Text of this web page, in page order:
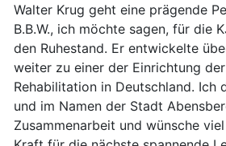
Walter Krug geht eine prägende
B.B.W., ich möchte sagen, für die
den Ruhestand. Er entwickelte
weiter zu einer der Einrichtung
Rehabilitation in Deutschland. Ich
und im Namen der Stadt
Zusammenarbeit und wünsche